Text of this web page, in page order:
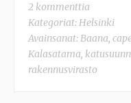
2 kommenttia
Kategoriat:Helsinki
Avainsanat:Baana,
Kalasatama,
rakennusvirasto